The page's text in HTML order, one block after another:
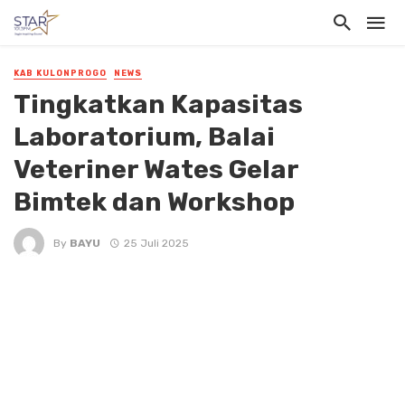
KAB KULONPROGO NEWS
Tingkatkan Kapasitas
Laboratorium, Balai
Veteriner Wates Gelar
Bimtek dan Workshop
By BAYU 25 Juli 2025